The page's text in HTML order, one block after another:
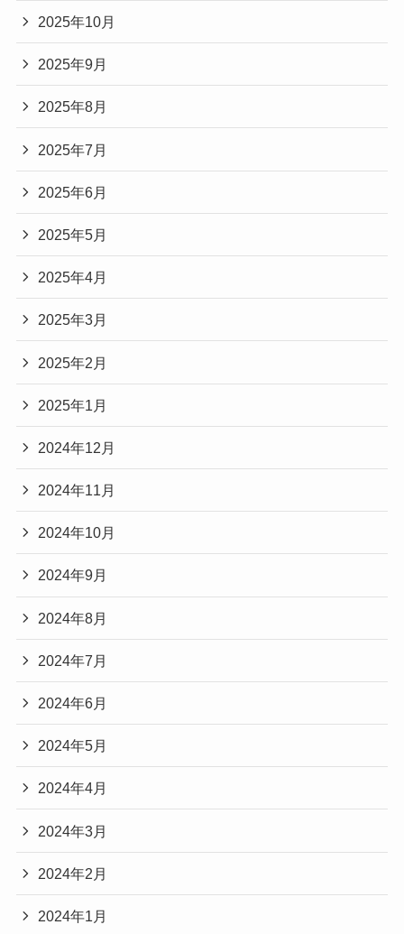
2025年10月
2025年9月
2025年8月
2025年7月
2025年6月
2025年5月
2025年4月
2025年3月
2025年2月
2025年1月
2024年12月
2024年11月
2024年10月
2024年9月
2024年8月
2024年7月
2024年6月
2024年5月
2024年4月
2024年3月
2024年2月
2024年1月